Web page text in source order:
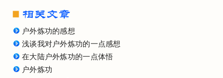
户外炼功的感想
浅谈我对户外炼功的一点感想
在大陆户外炼功的一点体悟
户外炼功